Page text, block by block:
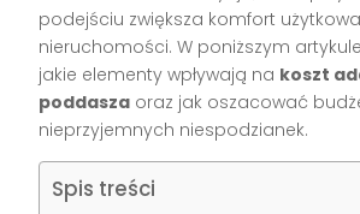
podejściu zwiększa komfort
nieruchomości. W poniższym
jakie elementy wpływają na koszt
poddasza oraz jak oszacować
nieprzyjemnych niespodzianek.
Spis treści